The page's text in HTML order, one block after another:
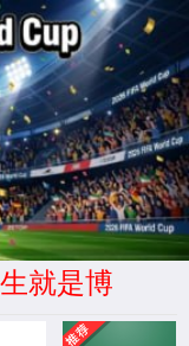
司)官方网站